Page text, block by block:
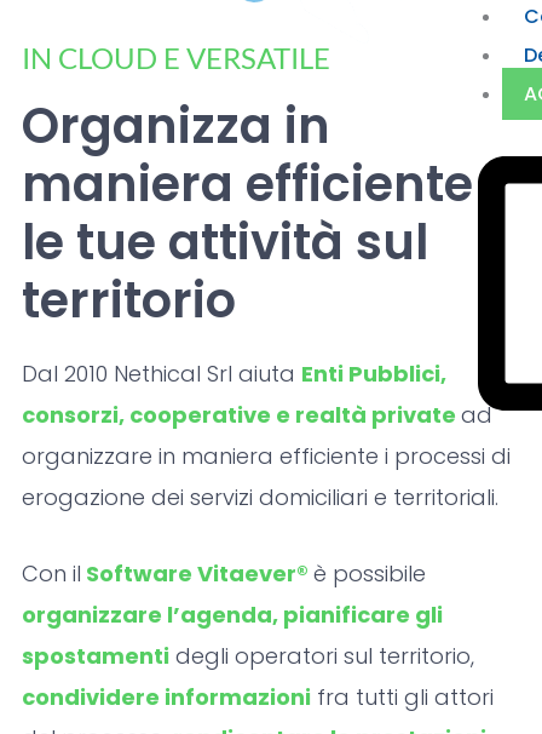
IN CLOUD E VERSATILE
Organizza in
maniera efficiente
le tue attività sul
territorio
Dal 2010 Nethical Srl aiuta Enti Pubblici,
consorzi, cooperative e realtà private ad
organizzare in maniera efficiente i processi di
erogazione dei servizi domiciliari e territoriali.
Con il Software Vitaever® è possibile
organizzare l’agenda, pianificare gli
spostamenti degli operatori sul territorio,
condividere informazioni fra tutti gli attori